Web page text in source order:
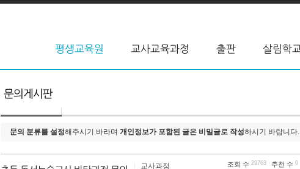
문의 분류를 설정해주시기 바라며 개인정보가 포함된 글은 비밀글로 작성하시기 바랍니다.
교사과정 조회 수 29763 추천 수 0